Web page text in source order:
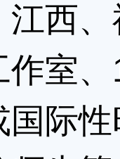
江西
作室
国际